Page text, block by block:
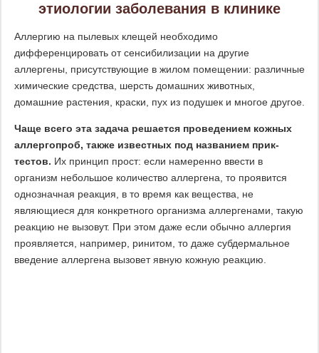
этиологии заболевания в клинике
Аллергию на пылевых клещей необходимо
дифференцировать от сенсибилизации на другие
аллергены, присутствующие в жилом помещении: различные
химические средства, шерсть домашних животных,
домашние растения, краски, пух из подушек и многое другое.
Чаще всего эта задача решается проведением кожных
аллергопроб, также известных под названием прик-
тестов. Их принцип прост: если намеренно ввести в
организм небольшое количество аллергена, то проявится
однозначная реакция, в то время как вещества, не
являющиеся для конкретного организма аллергенами, такую
реакцию не вызовут. При этом даже если обычно аллергия
проявляется, например, ринитом, то даже субдермальное
введение аллергена вызовет явную кожную реакцию.